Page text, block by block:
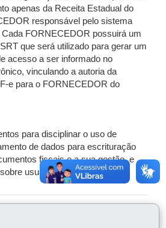
apenas da Receita Estadual do
responsável pelo sistema
FORNECEDOR possuirá um
que será utilizado para gerar um
acesso a ser informado no
vinculando a autoria da
e para o FORNECEDOR do
para disciplinar o uso de
de dados para escrituração
fiscais e a sua gestão, e
usuários e fornecedores.